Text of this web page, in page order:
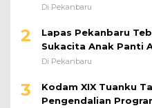
Di Pekanbaru
2
Lapas Pekanbaru
Sukacita Anak Panti
Bantuan Sosial
Di Pekanbaru
3
Kodam XIX Tuanku
Pengendalian